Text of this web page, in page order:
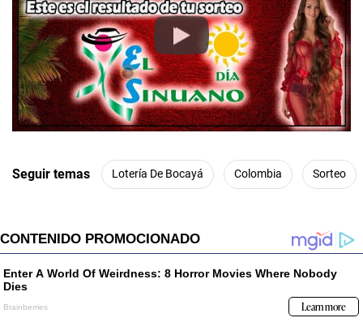
Play
Seguir temas Lotería De Bocayá Colombia Sorteo